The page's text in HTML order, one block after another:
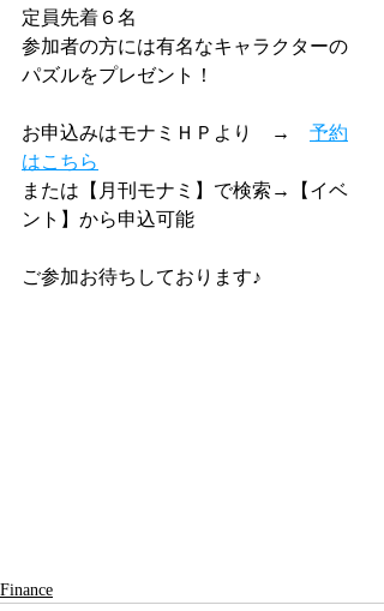
定員先着６名
参加者の方には有名なキャラクターの
パズルをプレゼント！
お申込みはモナミＨＰより　→ 予約
はこちら
または【月刊モナミ】で検索→【イベ
ント】から申込可能
ご参加お待ちしております♪
Finance